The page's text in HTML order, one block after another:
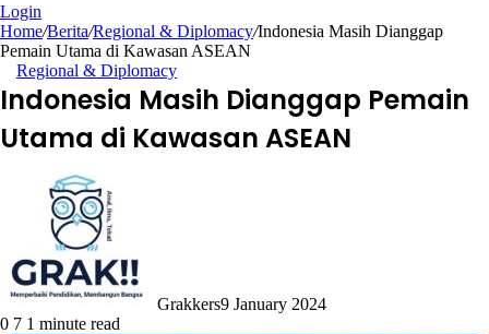
Article
Login
Home/Berita/Regional & Diplomacy/Indonesia Masih Dianggap
Pemain Utama di Kawasan ASEAN
Regional & Diplomacy
Indonesia Masih Dianggap Pemain
Utama di Kawasan ASEAN
Grakkers9 January 2024
0 7 1 minute read